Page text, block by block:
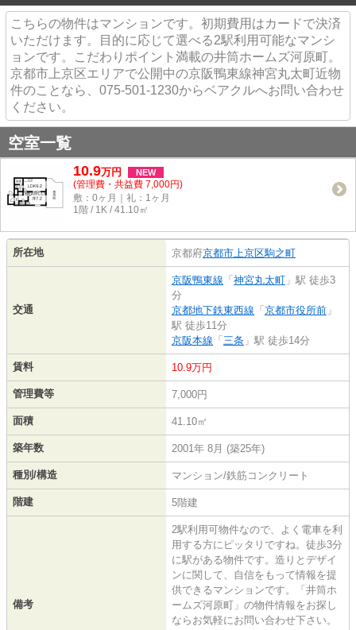
こちらの物件はマンションです。初期費用はカードで決済
いただけます。目的に応じて選べる2駅利用可能なマンシ
ョンです。こだわりポイント満載の井筒ホームズ河原町。
京都市上京区エリアで公開中の京阪鴨東線神宮丸太町近物
件のことなら、075-501-1230からベアクルへお問い合わせ
ください。
空室一覧
10.9万円 NEW
(管理費・共益費 7,000円)
敷：0ヶ月｜礼：1ヶ月
1階 / 1K / 41.10㎡
所在地 京都府京都市上京区駒之町
交通
京阪鴨東線 「 神宮丸太町 」駅 徒歩3
分
京都地下鉄東西線 「 京都市役所前 」
駅 徒歩11分
京阪本線 「 三条 」駅 徒歩14分
賃料 10.9万円
管理費等 7,000円
面積 41.10㎡
築年数 2001年 8月 (築25年)
種別/構造 マンション/鉄筋コンクリート
階建 5階建
備考
2駅利用可物件なので、よく電車を利
用する方にピッタリですね。徒歩3分
に駅がある物件です。造りとデザイ
ンに関して、自信をもって情報を提
供できるマンションです。「井筒ホ
ームズ河原町」の物件情報をお探し
ならお気軽にお問い合わせ下さい。